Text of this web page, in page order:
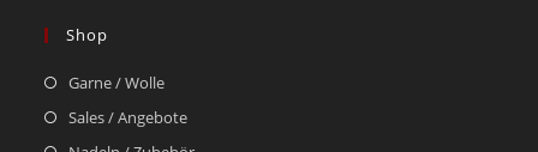
Shop
Garne / Wolle
Sales / Angebote